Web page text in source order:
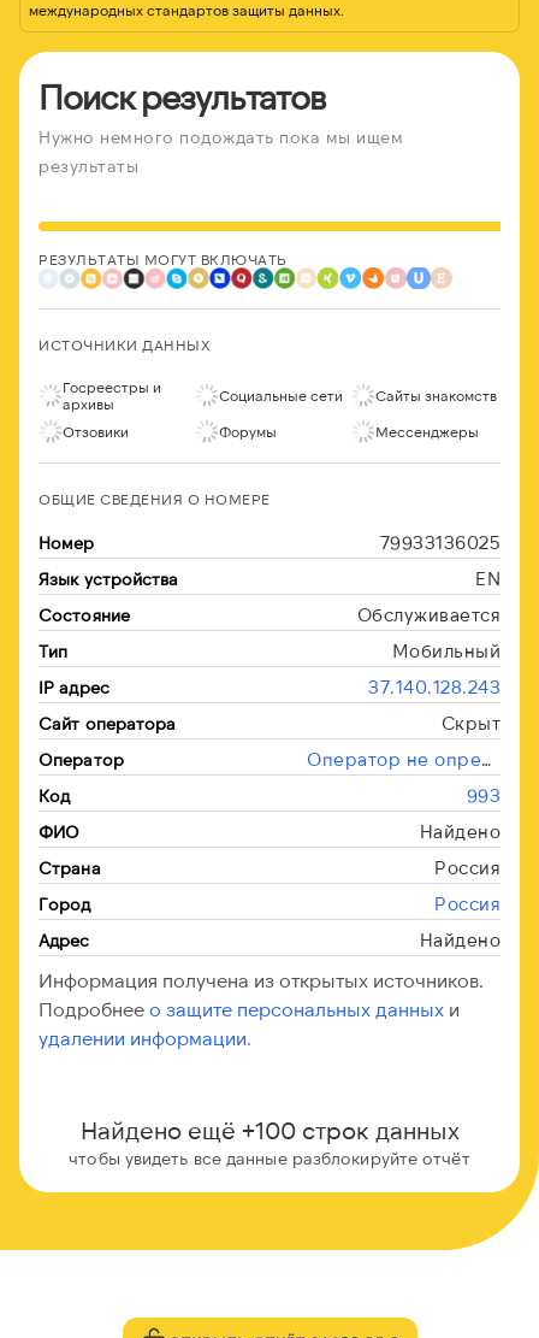
международных стандартов защиты данных.
Поиск результатов
Нужно немного подождать пока мы ищем
результаты
РЕЗУЛЬТАТЫ МОГУТ ВКЛЮЧАТЬ
ИСТОЧНИКИ ДАННЫХ
Госреестры и
архивы
Социальные сети Сайты знакомств
Отзовики Форумы Мессенджеры
ОБЩИЕ СВЕДЕНИЯ О НОМЕРЕ
Номер 79933136025
Язык устройства EN
Состояние Обслуживается
Тип Мобильный
IP адрес 37.140.128.243
Сайт оператора Скрыт
Оператор Оператор не определён
Код 993
ФИО Найдено
Страна Россия
Город Россия
Адрес Найдено
Информация получена из открытых источников.
Подробнее о защите персональных данных и
удалении информации.
Найдено ещё +100 строк данных
чтобы увидеть все данные разблокируйте отчёт